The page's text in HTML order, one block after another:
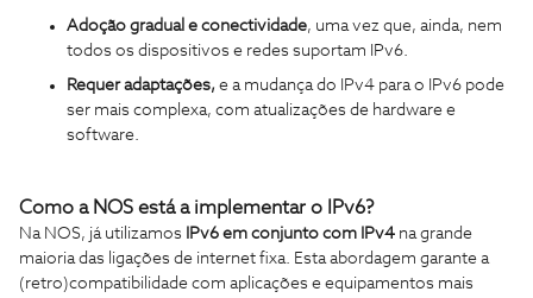
Adoção gradual e conectividade, uma vez que, ainda, nem
todos os dispositivos e redes suportam IPv6.
Requer adaptações, e a mudança do IPv4 para o IPv6 pode
ser mais complexa, com atualizações de hardware e
software.
Como a NOS está a implementar o IPv6?
Na NOS, já utilizamos IPv6 em conjunto com IPv4 na grande
maioria das ligações de internet fixa. Esta abordagem garante a
(retro)compatibilidade com aplicações e equipamentos mais